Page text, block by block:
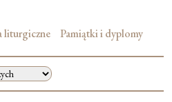
liturgiczne Pamiątki i dyplomy